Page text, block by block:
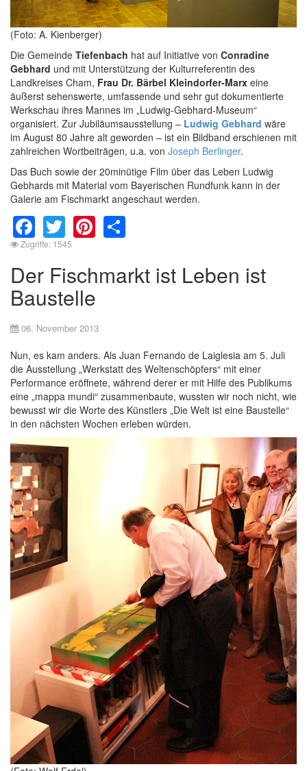
(Foto: A. Kienberger)
Die Gemeinde Tiefenbach hat auf Initiative von Conradine
Gebhard und mit Unterstützung der Kulturreferentin des
Landkreises Cham, Frau Dr. Bärbel Kleindorfer-Marx eine
äußerst sehenswerte, umfassende und sehr gut dokumentierte
Werkschau ihres Mannes im „Ludwig-Gebhard-Museum“
organisiert. Zur Jubiläumsausstellung – Ludwig Gebhard wäre
im August 80 Jahre alt geworden – ist ein Bildband erschienen mit
zahlreichen Wortbeiträgen, u.a. von Joseph Berlinger.
Das Buch sowie der 20minütige Film über das Leben Ludwig
Gebhards mit Material vom Bayerischen Rundfunk kann in der
Galerie am Fischmarkt angeschaut werden.
Facebook
TwitterPinterest
Zugriffe: 1545
Der Fischmarkt ist Leben ist
Baustelle
06. November 2013
Nun, es kam anders. Als Juan Fernando de Laiglesia am 5. Juli
die Ausstellung „Werkstatt des Weltenschöpfers“ mit einer
Performance eröffnete, während derer er mit Hilfe des Publikums
eine „mappa mundi“ zusammenbaute, wussten wir noch nicht, wie
bewusst wir die Worte des Künstlers „Die Welt ist eine Baustelle“
in den nächsten Wochen erleben würden.